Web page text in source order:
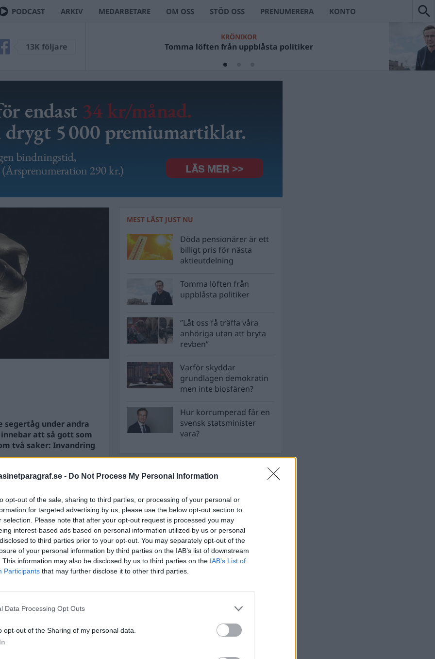
- Do Not Process My Personal Information
opt-out of the sale, sharing to third parties, or processing of your personal or
for targeted advertising by us, please use the below opt-out section to
selection. Please note that after your opt-out request is processed you may
interest-based ads based on personal information utilized by us or personal
to third parties prior to your opt-out. You may separately opt-out of the
of your personal information by third parties on the IAB’s list of downstream
This information may also be disclosed by us to third parties on the IAB’s List of
Participants that may further disclose it to other third parties.
Data Processing Opt Outs
opt-out of the Sharing of my personal data.
PODCAST ARKIV MEDARBETARE OM OSS STÖD OSS PRENUMERERA KONTO
13K följare
KRÖNIKOR
Tomma löften från uppblåsta politiker
under andra
att så gott som
två saker: Invandring
planer på en
MEST LÄST JUST NU
Döda pensionärer är ett
billigt pris för nästa
aktieutdelning
Tomma löften från
uppblåsta politiker
”Låt oss få träffa våra
anhöriga utan att bryta
revben”
Varför skyddar
grundlagen demokratin
men inte biosfären?
Hur korrumperad får en
svensk statsminister
vara?
STÖD OSS
högertrollen
PRENUMERERA PÅ PARA§RAFS NYHETSBREV
Andreas
Magnusson
Brottslighet
Börje